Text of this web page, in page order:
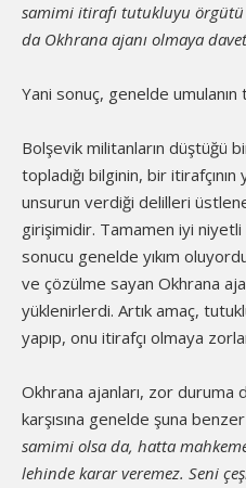
samimi itirafı tutukluyu örgütü
da Okhrana ajanı olmaya
Yani sonuç, genelde
Bolşevik militanların düştüğü
topladığı bilginin, bir
unsurun verdiği delilleri
girişimidir. Tamamen iyi
sonucu genelde yıkım
ve çözülme sayan Okhrana
yüklenirlerdi. Artık amaç,
yapıp, onu itirafçı olmaya
Okhrana ajanları, zor duruma
karşısına genelde şuna
samimi olsa da, hatta
lehinde karar veremez. Seni